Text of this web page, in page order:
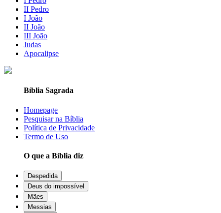
II Pedro
I João
II João
III João
Judas
Apocalipse
Bíblia Sagrada
Homepage
Pesquisar na Bíblia
Política de Privacidade
Termo de Uso
O que a Bíblia diz
Despedida
Deus do impossível
Mães
Messias